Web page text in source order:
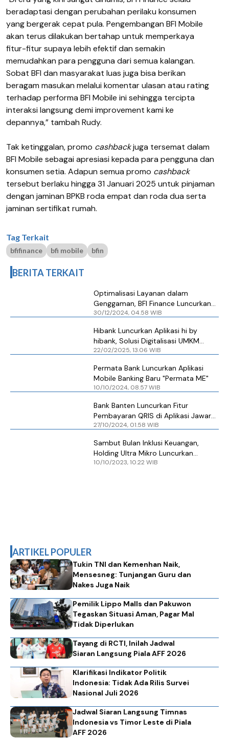
beradaptasi dengan perubahan perilaku konsumen
yang bergerak cepat pula. Pengembangan BFI Mobile
akan terus dilakukan bertahap untuk memperkaya
fitur-fitur supaya lebih efektif dan semakin
memudahkan para pengguna dari semua kalangan.
Sobat BFI dan masyarakat luas juga bisa berikan
beragam masukan melalui komentar ulasan atau rating
terhadap performa BFI Mobile ini sehingga tercipta
interaksi langsung demi improvement kami ke
depannya,” tambah Rudy.
Tak ketinggalan, promo cashbackjuga tersemat dalam
BFI Mobile sebagai apresiasi kepada para pengguna dan
konsumen setia. Adapun semua promo cashback
tersebut berlaku hingga 31 Januari 2025 untuk pinjaman
dengan jaminan BPKB roda empat dan roda dua serta
jaminan sertifikat rumah.
Tag Terkait
bfifinance bfi mobile bfin
BERITA TERKAIT
Optimalisasi Layanan dalam
Genggaman, BFI Finance Luncurkan
Aplikasi BFI Mobile
30/12/2024, 04.58 WIB
Hibank Luncurkan Aplikasi hi by
hibank, Solusi Digitalisasi UMKM
dalam Satu Genggaman
22/02/2025, 13.06 WIB
Permata Bank Luncurkan Aplikasi
Mobile Banking Baru "Permata ME"
10/10/2024, 08.57 WIB
Bank Banten Luncurkan Fitur
Pembayaran QRIS di Aplikasi Jawara
Mobile
27/10/2024, 01.58 WIB
Sambut Bulan Inklusi Keuangan,
Holding Ultra Mikro Luncurkan
Aplikasi SenyuM Mobile
10/10/2023, 10.22 WIB
ARTIKEL POPULER
Tukin TNI dan Kemenhan Naik,
Mensesneg: Tunjangan Guru dan
Nakes Juga Naik
Pemilik Lippo Malls dan Pakuwon
Tegaskan Situasi Aman, Pagar Mal
Tidak Diperlukan
Tayang di RCTI, Inilah Jadwal
Siaran Langsung Piala AFF 2026
Klarifikasi Indikator Politik
Indonesia: Tidak Ada Rilis Survei
Nasional Juli 2026
Jadwal Siaran Langsung Timnas
Indonesia vs Timor Leste di Piala
AFF 2026